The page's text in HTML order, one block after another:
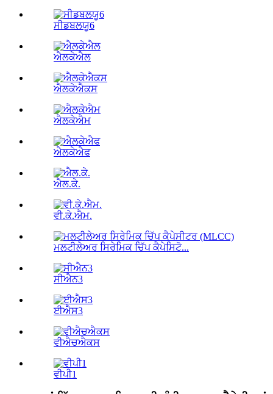
ਸੀਡਬਲਯੂ6
ਐਲਕੇਐਲ
ਐਲਕੇਐਕਸ
ਐਲਕੇਐਮ
ਐਲਕੇਐਫ
ਐਲ.ਕੇ.
ਵੀ.ਕੇ.ਐਮ.
ਮਲਟੀਲੇਅਰ ਸਿਰੇਮਿਕ ਚਿੱਪ ਕੈਪੇਸਿਟੋ...
ਸੀਐਨ3
ਈਐਸ3
ਵੀਐਚਐਕਸ
ਵੀਪੀ1